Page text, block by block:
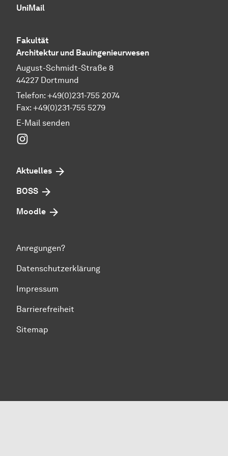
UniMail
Fakultät
Architektur und Bauingenieurwesen
August-Schmidt-Straße 8
44227 Dortmund
Telefon: +49(0)231-755 2074
Fax: +49(0)231-755 5279
E-Mail senden
Aktuelles
BOSS
Moodle
Anregungen?
Datenschutzerklärung
Impressum
Barrierefreiheit
Sitemap